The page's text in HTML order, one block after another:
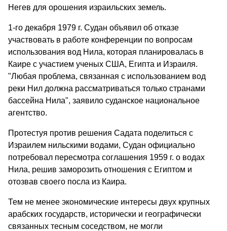
Негев для орошения израильских земель.
1-го декабря 1979 г. Судан объявил об отказе
участвовать в работе конференции по вопросам
использования вод Нила, которая планировалась в
Каире с участием ученых США, Египта и Израиля.
"Любая проблема, связанная с использованием вод
реки Нил должна рассматриваться только странами
бассейна Нила", заявило суданское национальное
агентство.
Протестуя против решения Садата поделиться с
Израилем нильскими водами, Судан официально
потребовал пересмотра соглашения 1959 г. о водах
Нила, решив заморозить отношения с Египтом и
отозвав своего посла из Каира.
Тем не менее экономические интересы двух крупных
арабских государств, исторически и географически
связанных тесным соседством, не могли